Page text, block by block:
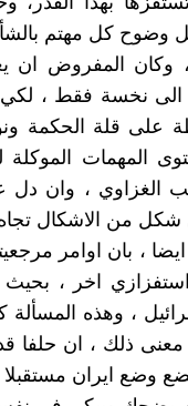
وضوح كل مهتم
، وكان المفروض ان
الى نخسة فقط ،
على قلة الحكمة
المهمات الموكلة
الغزاوي ، وان دل
شكل من الاشكال
، بان اوامر
اخر ، بحيث
، وهذه
ذلك ، ان حلفا
وضع ايران